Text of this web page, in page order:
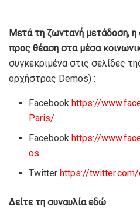
Μετά τη ζωντανή μετάδοση, η
προς θέαση στα μέσα
συγκεκριμένα στις σελίδες
ορχήστρας Demos) :
Facebook https://
Paris/
Facebook https://
os
Twitter https://
Δείτε τη συναυλία εδώ